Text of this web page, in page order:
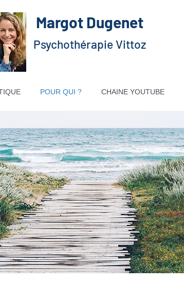
Margot Dugenet
Psychothérapie Vittoz
POUR QUI ? CHAINE YOUTUBE